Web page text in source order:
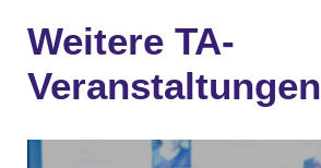
Weitere TA-
Veranstaltungen